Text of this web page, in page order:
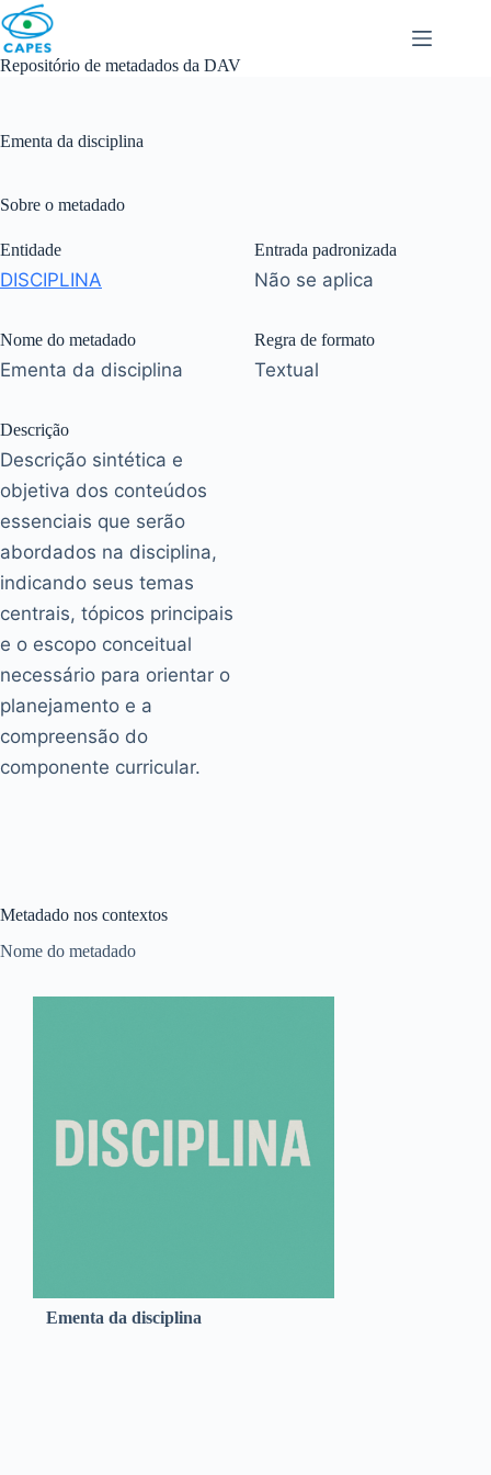
Skip
to
content
Repositório de metadados da DAV
Ementa da disciplina
Sobre o metadado
Entidade
DISCIPLINA
Nome do metadado
Ementa da disciplina
Descrição
Descrição sintética e
objetiva dos conteúdos
essenciais que serão
abordados na disciplina,
indicando seus temas
centrais, tópicos principais
e o escopo conceitual
necessário para orientar o
planejamento e a
compreensão do
componente curricular.
Entrada padronizada
Não se aplica
Regra de formato
Textual
Metadado nos contextos
Nome do metadado
Ementa da disciplina